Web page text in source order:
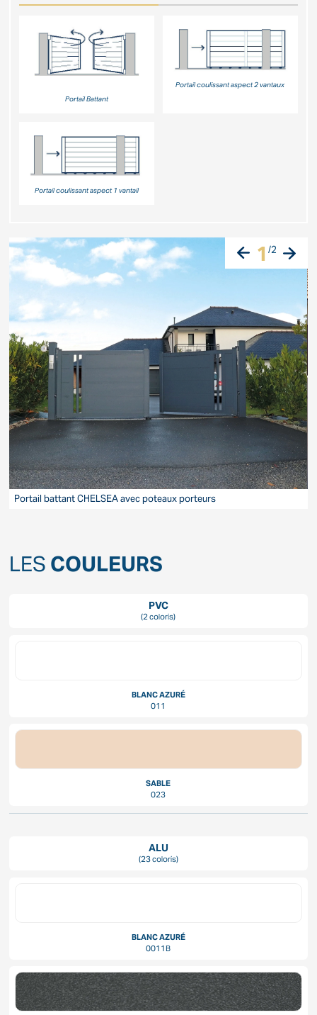
Portail Battant
Portail coulissant aspect 2 vantaux
Portail coulissant aspect 1 vantail
1 /2
Portail battant CHELSEA avec poteaux porteurs
LES COULEURS
PVC
(2 coloris)
BLANC AZURÉ
011
SABLE
023
ALU
(23 coloris)
BLANC AZURÉ
0011B